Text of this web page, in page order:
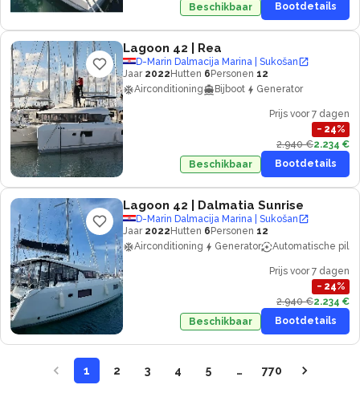
Beschikbaar
Bootdetails
Lagoon 42 | Rea
D-Marin Dalmacija Marina | Sukošan
Jaar 2022 Hutten 6 Personen 12
Airconditioning
Bijboot Generator
Prijs voor 7 dagen
− 24%
2.940 €2.234 €
Beschikbaar
Bootdetails
Lagoon 42 | Dalmatia Sunrise
D-Marin Dalmacija Marina | Sukošan
Jaar 2022 Hutten 6 Personen 12
Airconditioning
Generator Automatische
Prijs voor 7 dagen
− 24%
2.940 €2.234 €
Beschikbaar
Bootdetails
1 2 3 4 5 … 770